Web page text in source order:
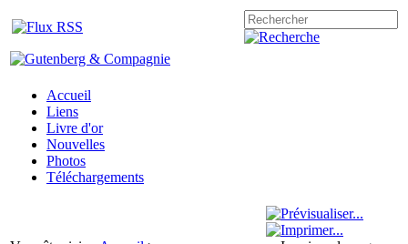
Accueil
Liens
Livre d'or
Nouvelles
Photos
Téléchargements